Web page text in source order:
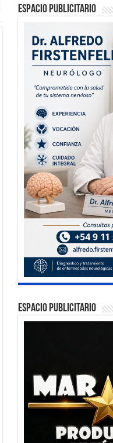
ESPACIO PUBLICITARIO
ESPACIO PUBLICITARIO